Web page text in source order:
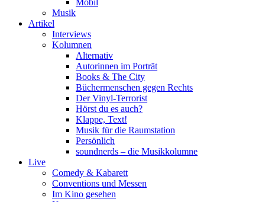
Mobil
Musik
Artikel
Interviews
Kolumnen
Alternativ
Autorinnen im Porträt
Books & The City
Büchermenschen gegen Rechts
Der Vinyl-Terrorist
Hörst du es auch?
Klappe, Text!
Musik für die Raumstation
Persönlich
soundnerds – die Musikkolumne
Live
Comedy & Kabarett
Conventions und Messen
Im Kino gesehen